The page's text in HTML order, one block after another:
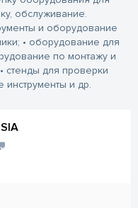
обслуживание.
и оборудование
• оборудование для
по монтажу и
• стенды для проверки
инструменты и др.